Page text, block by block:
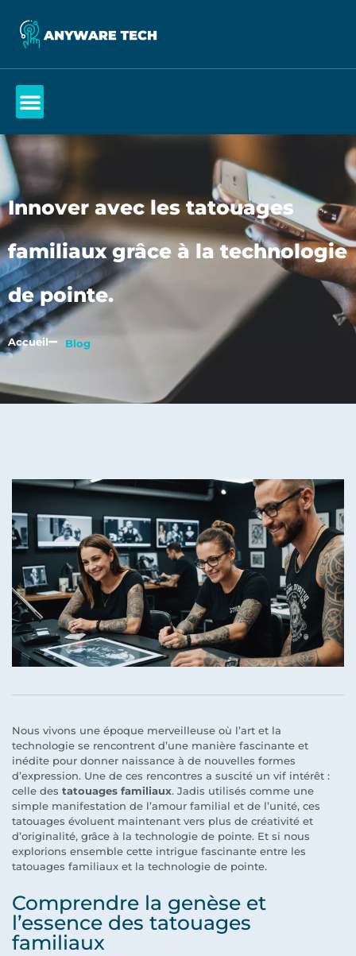
Innover avec les tatouages
familiaux grâce à la technologie
de pointe.
Accueil Blog
Nous vivons une époque merveilleuse où l’art et la
technologie se rencontrent d’une manière fascinante et
inédite pour donner naissance à de nouvelles formes
d’expression. Une de ces rencontres a suscité un vif intérêt :
celle des tatouages familiaux. Jadis utilisés comme une
simple manifestation de l’amour familial et de l’unité, ces
tatouages évoluent maintenant vers plus de créativité et
d’originalité, grâce à la technologie de pointe. Et si nous
explorions ensemble cette intrigue fascinante entre les
tatouages familiaux et la technologie de pointe.
Comprendre la genèse et
l’essence des tatouages
familiaux